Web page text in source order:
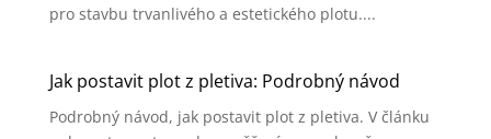
pro stavbu trvanlivého a estetického plotu....
Jak postavit plot z pletiva: Podrobný návod
Podrobný návod, jak postavit plot z pletiva. V článku